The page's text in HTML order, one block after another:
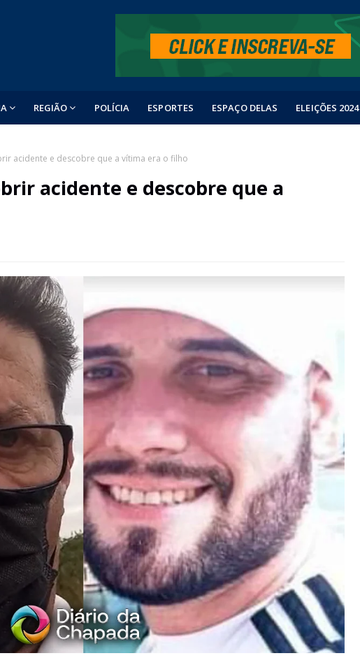
REGIÃO POLÍCIA ESPORTES ESPAÇO DELAS ELEIÇÕES 2024
acidente e descobre que a vítima era o filho
acidente e descobre que a